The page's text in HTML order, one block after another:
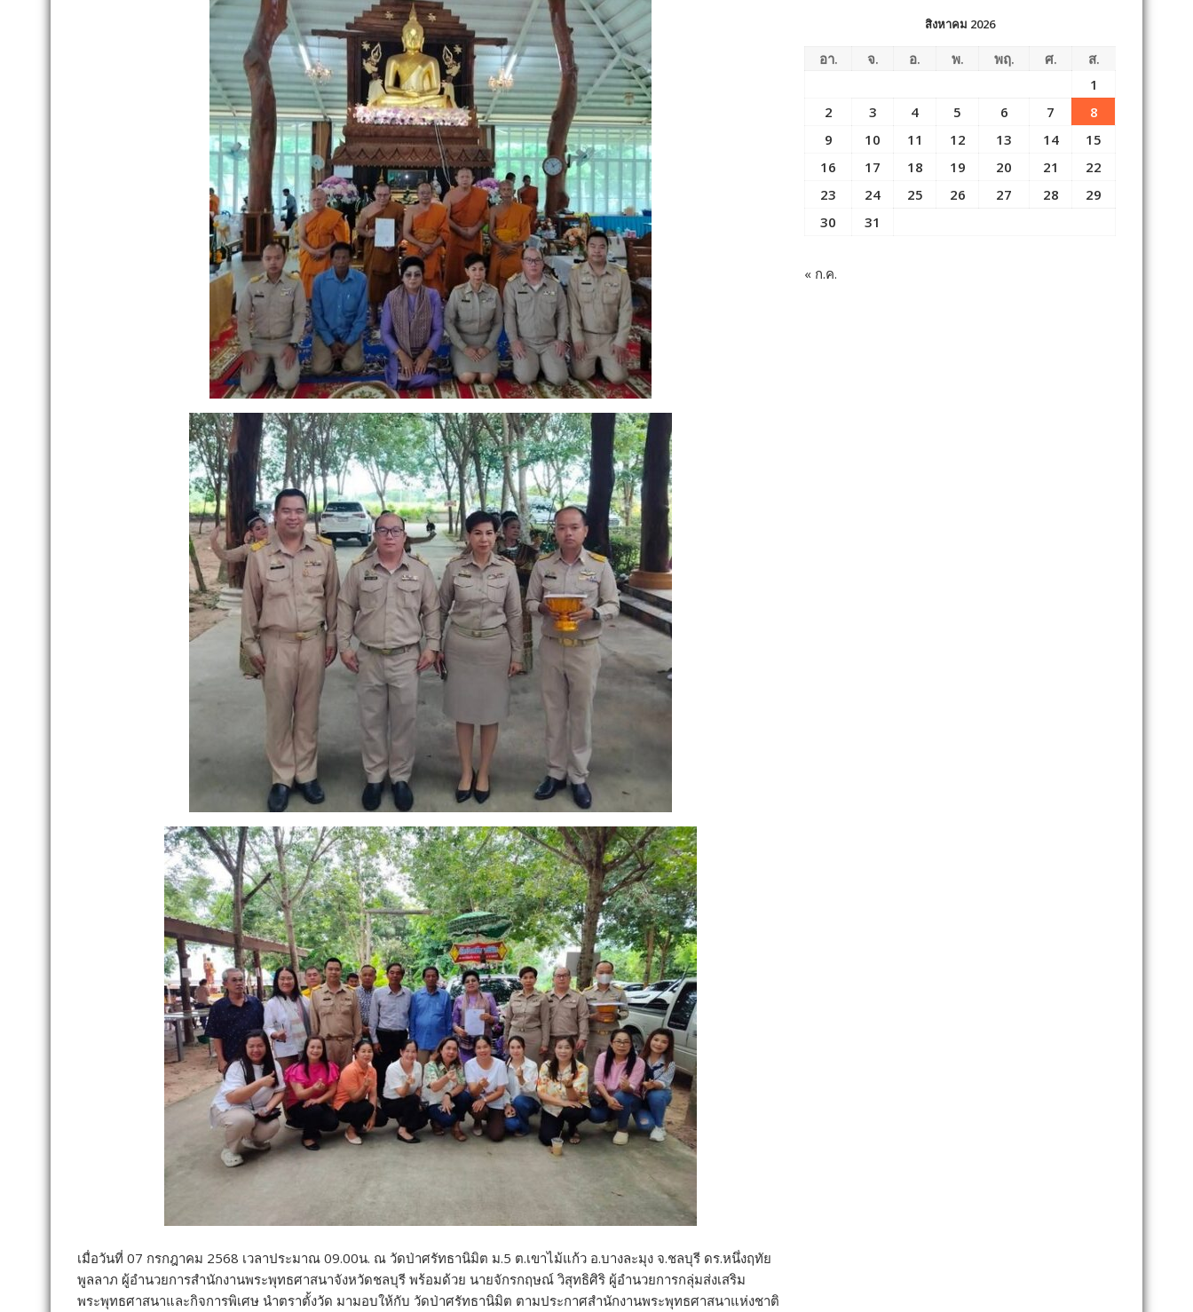
เมื่อวันที่ 07 กรกฎาคม 2568 เวลาประมาณ 09.00น. ณ วัดป่าศรัทธานิมิต ม.5 ต.เขาไม้แก้ว อ.บางละมุง จ.ชลบุรี ดร.หนึ่งฤทัย
พูลลาภ ผู้อำนวยการสำนักงานพระพุทธศาสนาจังหวัดชลบุรี พร้อมด้วย นายจักรกฤษณ์ วิสุทธิศิริ ผู้อำนวยการกลุ่มส่งเสริม
พระพุทธศาสนาและกิจการพิเศษ นำตราตั้งวัด มามอบให้กับ วัดป่าศรัทธานิมิต ตามประกาศสำนักงานพระพุทธศาสนาแห่งชาติ
สิงหาคม 2026
อา. จ. อ. พ. พฤ. ศ.
ส.
1
2
3 4 5 6 7
8
9
10 11 12 13 14
15
16
17 18 19 20 21
22
23
24 25 26 27 28
29
30
31
« ก.ค.